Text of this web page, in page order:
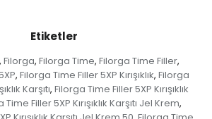
Etiketler
, Filorga, Filorga Time, Filorga Time Filler,
, Filorga Time Filler 5XP Kırışıklık, Filorga
Karşıtı, Filorga Time Filler 5XP Kırışıklık
Filler 5XP Kırışıklık Karşıtı Jel Krem,